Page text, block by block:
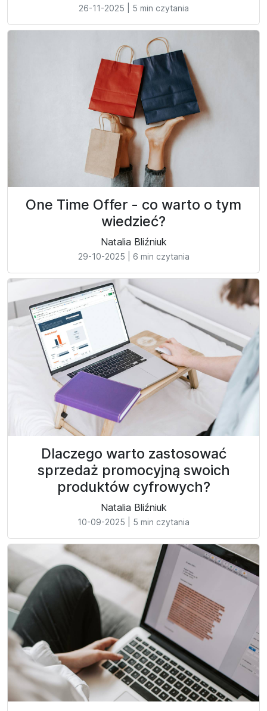
26-11-2025 5 min czytania
One Time Offer - co warto o tym
wiedzieć?
Natalia Bliźniuk
29-10-2025 6 min czytania
Dlaczego warto zastosować
sprzedaż promocyjną swoich
produktów cyfrowych?
Natalia Bliźniuk
10-09-2025 5 min czytania